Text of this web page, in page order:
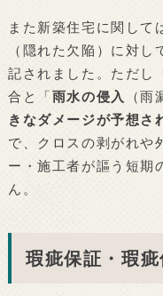
また新築住宅に関して
（隠れた欠陥）に対
記されました。ただし
合と「雨水の侵入 （
きなダメージが予想さ
で、クロスの剥がれや
ー・施工者が謳う短期
ん。
瑕疵保証・瑕